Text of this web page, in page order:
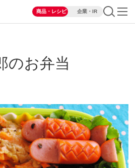
商品・レシピ 企業・IR
のお弁当